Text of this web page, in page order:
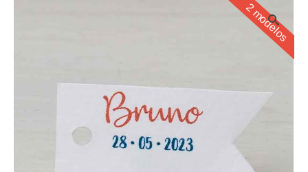
2 modelos
producto
variantes.
Las
Colgante Aro Profesora
Madrina. - Turquesa